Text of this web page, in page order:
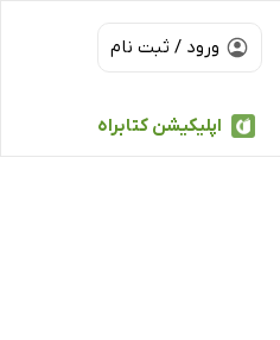
ورود / ثبت نام
اپلیکیشن کتابراه